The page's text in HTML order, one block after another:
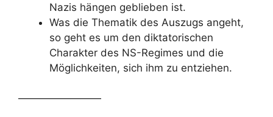
Nazis hängen geblieben ist.
Was die Thematik des Auszugs angeht,
so geht es um den diktatorischen
Charakter des NS-Regimes und die
Möglichkeiten, sich ihm zu entziehen.
————————